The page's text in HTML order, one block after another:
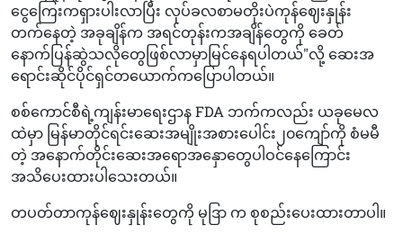
ငွေကြေးကရှားပါးလာပြီး လုပ်ခလစာမတိုးပဲကုန်ဈေးနှုန်း
တက်နေတဲ့ အခုချိန်က အရင်တုန်းကအချိန်တွေကို ခေတ်
နောက်ပြန်ဆွဲသလိုတွေဖြစ်လာမှာမြင်နေရပါတယ်"လို့ ဆေးအ
ရောင်းဆိုင်ပိုင်ရှင်တယောက်ကပြောပါတယ်။
စစ်ကောင်စီရဲ့ကျန်းမာရေးဌာန FDA ဘက်ကလည်း ယခုမေလ
ထဲမှာ မြန်မာတိုင်ရင်းဆေးအမျိုးအစားပေါင်း၂၀ကျော်ကို စံမမီ
တဲ့ အနောက်တိုင်းဆေးအရောအနှောတွေပါဝင်နေကြောင်း
အသိပေးထားပါသေးတယ်။
တပတ်တာကုန်ဈေးနှုန်းတွေကို မုဒြာ က စုစည်းပေးထားတာပါ။